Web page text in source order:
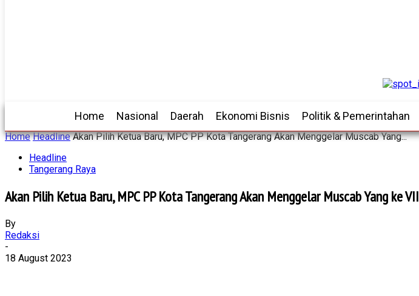
Home Nasional Daerah Ekonomi Bisnis Politik & Pemerintahan
Home Headline Akan Pilih Ketua Baru, MPC PP Kota Tangerang Akan Menggelar Muscab Yang...
Headline
Tangerang Raya
Akan Pilih Ketua Baru, MPC PP Kota Tangerang Akan Menggelar Muscab Yang ke VII
By
Redaksi
-
18 August 2023